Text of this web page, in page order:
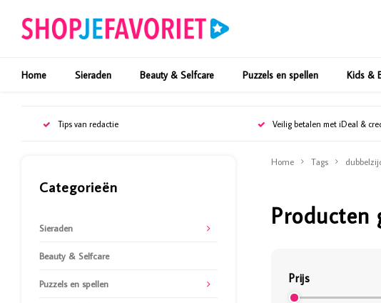
Home Sieraden Beauty & Selfcare Puzzels en spellen Kids &
Tips van redactie Veilig betalen met iDeal &
Categorieën
Sieraden
Beauty & Selfcare
Puzzels en spellen
Home Tags
Prijs